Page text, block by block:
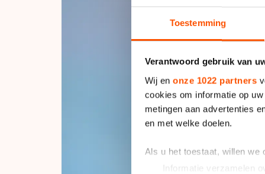
Toestemming
Verantwoord gebruik van
Wij en onze 1022 partners
cookies om informatie op
metingen aan advertenties
en met welke doelen.
Als u het toestaat, willen we
Informatie verzamelen